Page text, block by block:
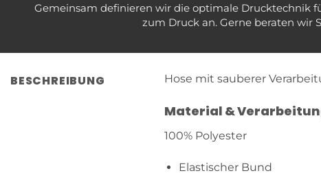
Gemeinsam definieren wir die optimale Drucktechnik
zum Druck an. Gerne beraten wir
BESCHREIBUNG Hose mit sauberer
Material &
100% Polyester
Elastischer Bund